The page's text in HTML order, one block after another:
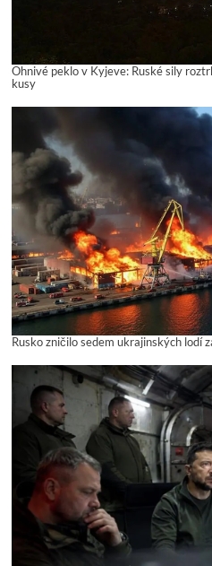
Ohnivé peklo v Kyjeve: Ruské sily
kusy
Rusko zničilo sedem ukrajinských lodí